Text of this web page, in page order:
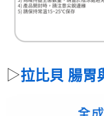
▷拉比貝 腸胃